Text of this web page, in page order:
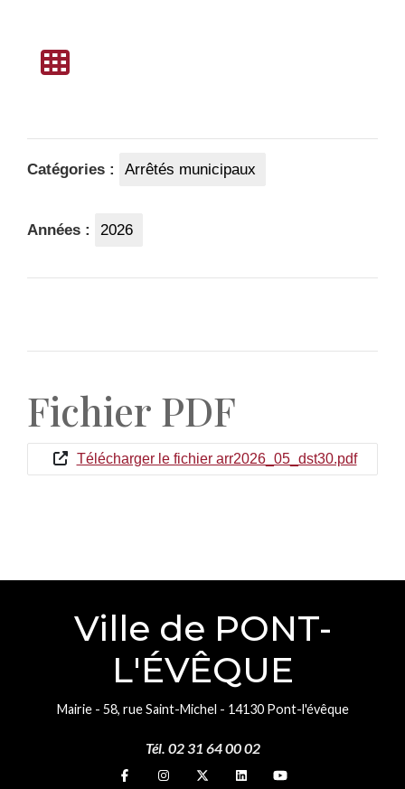
Catégories : Arrêtés municipaux
Années : 2026
Fichier PDF
Télécharger le fichier arr2026_05_dst30.pdf
Ville de PONT-
L'ÉVÊQUE
Mairie - 58, rue Saint-Michel - 14130 Pont-l'évêque
Tél. 02 31 64 00 02
Suivez-nous sur
Suivez-nous sur
Suivez-nous sur
Suivez-nous sur
Suivez-nous sur